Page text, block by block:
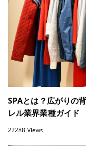
SPAとは？広がりの
レル業界業種ガイド
22288 Views